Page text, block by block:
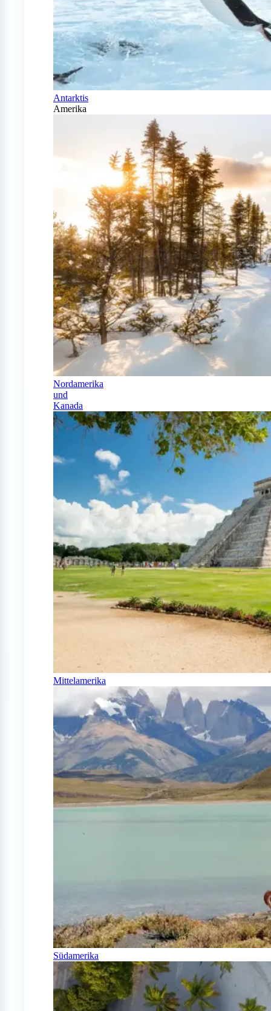
Antarktis
Amerika
Nordamerika
und
Kanada
Mittelamerika
Südamerika